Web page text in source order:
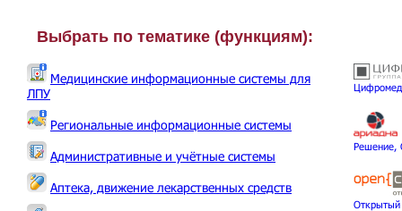
Выбрать по тематике (функциям):
Медицинские информационные системы для
ЛПУ
Региональные информационные системы
Административные и учётные системы
Аптека, движение лекарственных средств
Цифромед